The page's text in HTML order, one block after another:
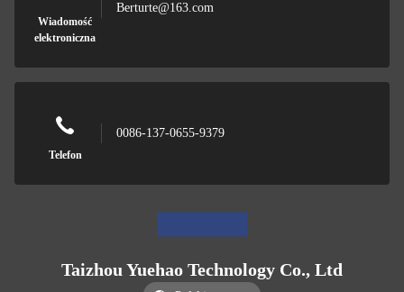
Wiadomość
elektroniczna
Berturte@163.com
Telefon
0086-137-0655-9379
Taizhou Yuehao Technology Co., Ltd